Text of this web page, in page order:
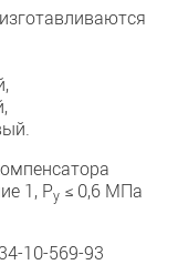
1, Ру ≤ 0,6 МПа
10-569-93